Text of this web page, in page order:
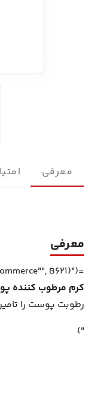
معرفی
معرفی
=IFERROR(__xludf.DUMMYFUNCTION("AI(""Write SEO friendly and pricise description with proper HTML tagging for the product to show in an farsi e-commerce"", B621)"),"
کرم مرطوب کننده
رطوبت پوست را
")